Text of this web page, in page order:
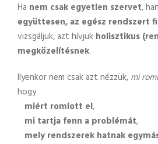
Ha nem csak egyetlen szervet,
együttesen, az egész rendszert
vizsgáljuk, azt hívjuk holisztikus
megközelítésnek.
Ilyenkor nem csak azt nézzük, mi
hogy
miért romlott el,
mi tartja fenn a problémát,
mely rendszerek hatnak